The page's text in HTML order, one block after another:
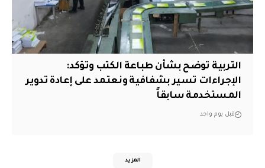
التربية توضح بشأن طباعة الكتب وتؤكد:
الإجراءات تسير بشفافية ونعتمد على إعادة تدوير
المستخدمة سابقاً
قبل يوم واحد
المزيد